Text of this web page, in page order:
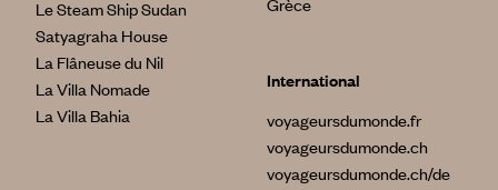
Le Steam Ship Sudan
Satyagraha House
La Flâneuse du Nil
La Villa Nomade
La Villa Bahia
Grèce
International
voyageursdumonde.fr
voyageursdumonde.ch
voyageursdumonde.ch/de